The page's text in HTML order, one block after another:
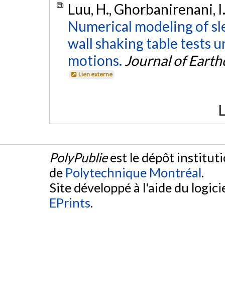
Luu, H., Ghorbanirenani,
Numerical modeling of
wall shaking table tests
motions. Journal of
Lien externe
PolyPublieest le dépôt
de Polytechnique Montréal.
Site développé à l'aide du
EPrints.